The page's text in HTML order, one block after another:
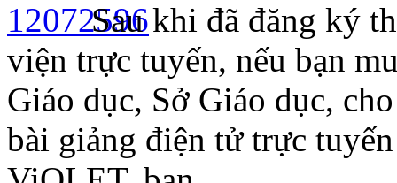
Sau khi đã đăng ký
viện trực tuyến, nếu bạn
Giáo dục, Sở Giáo dục,
bài giảng điện tử trực